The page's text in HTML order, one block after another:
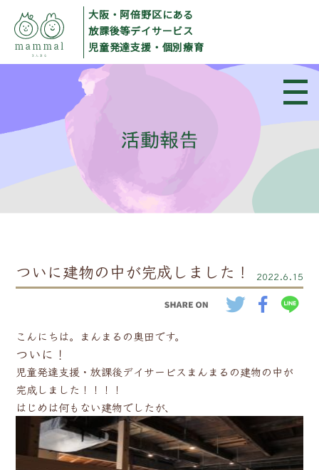
大阪・阿倍野区にある
放課後等デイサービス
児童発達支援・個別療育
ついに建物の中が完成しました！ 2022.6.15
こんにちは。まんまるの奥田です。
ついに！
児童発達支援・放課後デイサービスまんまるの建物の中が
完成しました！！！！
はじめは何もない建物でしたが、